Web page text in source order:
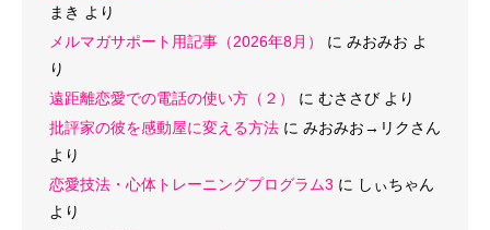
まき より
メルマガサポート用記事（2026年8月）
に みおみお よ
り
遠距離恋愛での電話の使い方（２）
に むささび より
批評家の彼を感動屋に変える方法 に みおみお→リクさん
より
恋愛技法・心体トレーニングプログラム3 に しぃちゃん
より